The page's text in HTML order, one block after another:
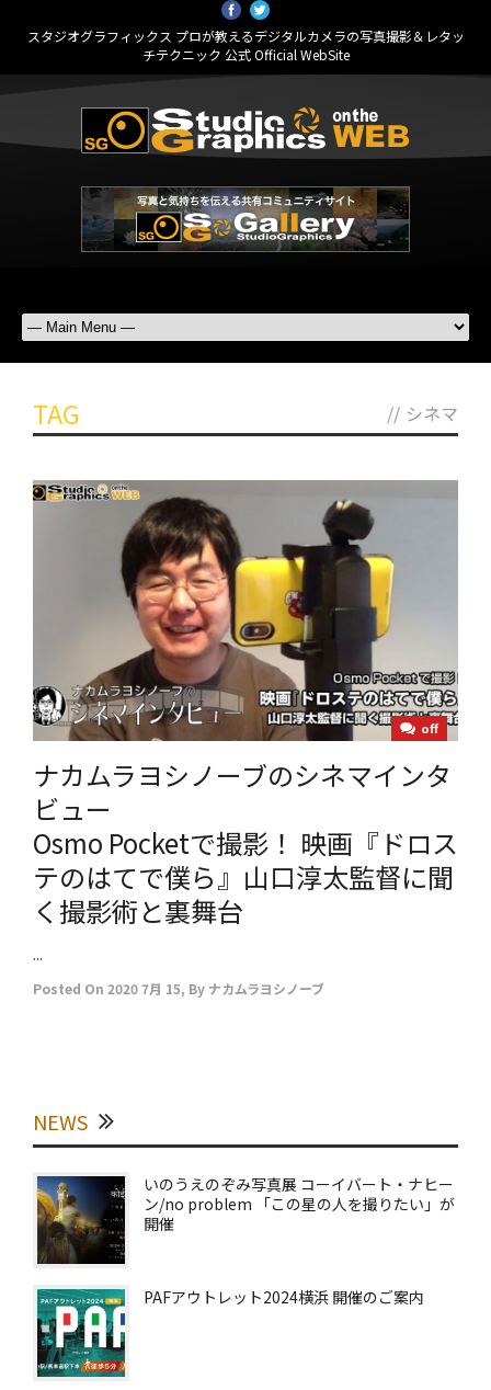
スタジオグラフィックス プロが教えるデジタルカメラの写真撮影＆レタッ
チテクニック 公式 Official WebSite
TAG // シネマ
off
ナカムラヨシノーブのシネマインタ
ビュー
Osmo Pocketで撮影！ 映画『ドロス
テのはてで僕ら』山口淳太監督に聞
く撮影術と裏舞台
...
Posted On 2020 7月 15, Byナカムラヨシノーブ
NEWS
いのうえのぞみ写真展 コーイバート・ナヒー
ン/no problem 「この星の人を撮りたい」が
開催
PAFアウトレット2024横浜 開催のご案内